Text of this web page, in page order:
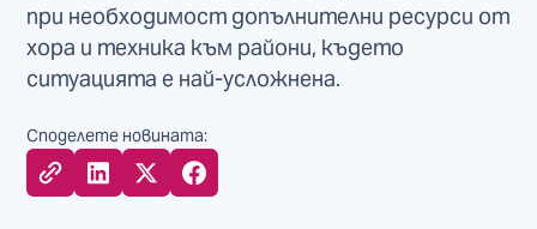
при необходимост допълнителни ресурси от
хора и техника към райони, където
ситуацията е най-усложнена.
Споделете новината: